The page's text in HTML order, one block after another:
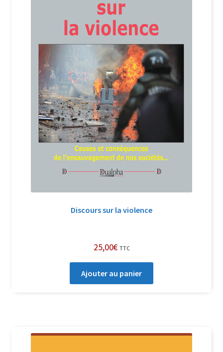
Discours sur la violence
25,00€ TTC
Ajouter au panier